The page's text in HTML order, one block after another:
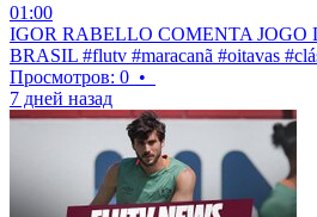
01:00
IGOR RABELLO COMENTA JOGO
BRASIL #flutv #maracanã #oitavas
Просмотров: 0 •
7 дней назад